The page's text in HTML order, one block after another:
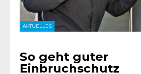
AKTUELLES
So geht guter
Einbruchschutz